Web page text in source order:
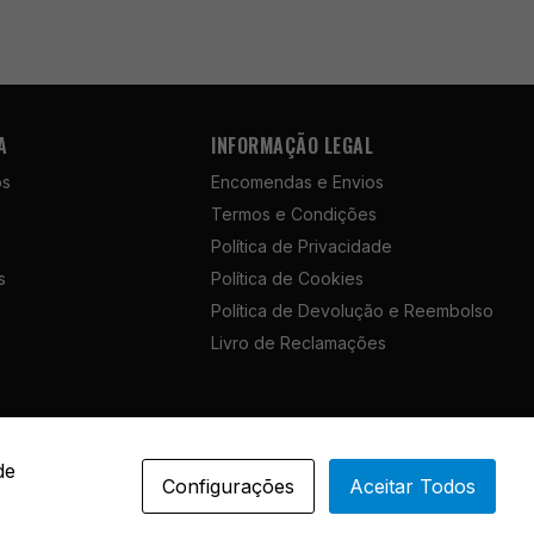
INFORMAÇÃO LEGAL
Encomendas e Envios
Termos e Condições
Política de Privacidade
Política de Cookies
Política de Devolução e Reembolso
Livro de Reclamações
Portuguese
Configurações Aceitar Todos